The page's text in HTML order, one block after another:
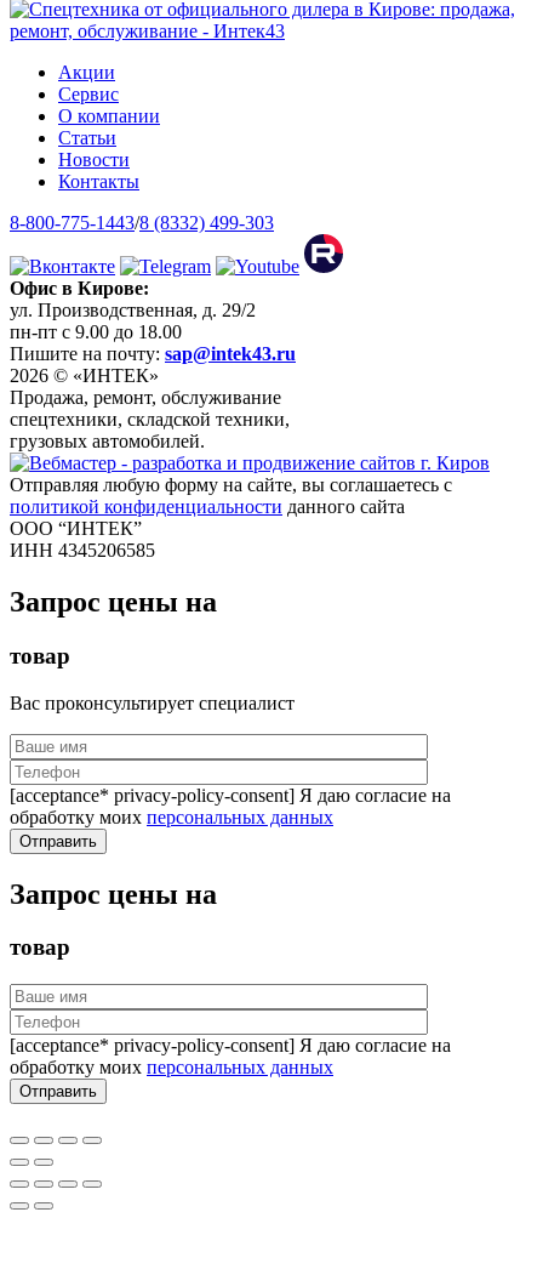
Акции
Сервис
О компании
Статьи
Новости
Контакты
8-800-775-1443/8 (8332) 499-303
Офис в Кирове:
ул. Производственная, д. 29/2
пн-пт с 9.00 до 18.00
Пишите на почту: sap@intek43.ru
2026 © «ИНТЕК»
Продажа, ремонт, обслуживание
спецтехники, складской техники,
грузовых автомобилей.
Отправляя любую форму на сайте, вы соглашаетесь с
политикой конфиденциальности данного сайта
ООО “ИНТЕК”
ИНН 4345206585
Запрос цены на
товар
Вас проконсультирует специалист
[acceptance* privacy-policy-consent] Я даю согласие на
обработку моих персональных данных
Запрос цены на
товар
[acceptance* privacy-policy-consent] Я даю согласие на
обработку моих персональных данных